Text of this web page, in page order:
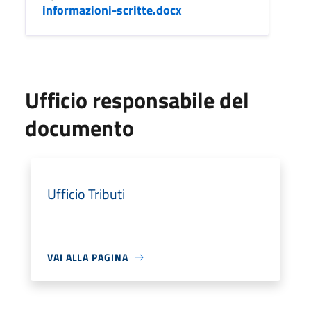
informazioni-scritte.docx
Ufficio responsabile del
documento
Ufficio Tributi
VAI ALLA PAGINA